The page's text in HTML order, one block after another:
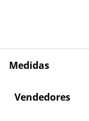
Medidas
Vendedores